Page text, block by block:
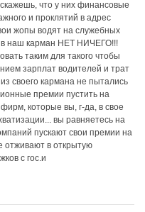
что у них финансовые
и проклятий в адрес
жопы водят на служебных
в наш карман НЕТ НИЧЕГО!!!
таким для такого чтобы
зарплат водителей и трат
своего кармана не пытались
премии пустить на
которые вы, г-да, в свое
вы равняетесь на
пускают свои премии на
отживают в открытую
с гос.и